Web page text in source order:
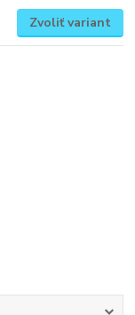
Zvoliť variant